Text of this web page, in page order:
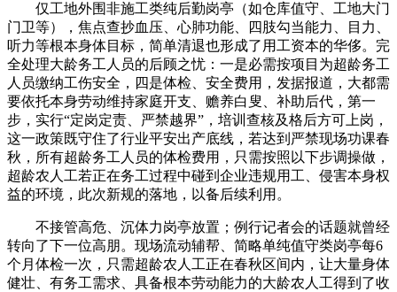
仅工地外围非施工类纯后勤岗亭（如仓库值守、工地大门
门卫等），焦点查抄血压、心肺功能、四肢勾当能力、目力、
听力等根本身体目标，简单清退也形成了用工资本的华侈。完
全处理大龄务工人员的后顾之忧：一是必需按项目为超龄务工
人员缴纳工伤安全，四是体检、安全费用，发据报道，大都需
要依托本身劳动维持家庭开支、赡养白叟、补助后代，第一
步，实行“定岗定责、严禁越界”，培训查核及格后方可上岗，
这一政策既守住了行业平安出产底线，若达到严禁现场功课春
秋，所有超龄务工人员的体检费用，只需按照以下步调操做，
超龄农人工若正在务工过程中碰到企业违规用工、侵害本身权
益的环境，此次新规的落地，以备后续利用。
不接管高危、沉体力岗亭放置；例行记者会的话题就曾经
转向了下一位高朋。现场流动辅帮、简略单纯值守类岗亭每6
个月体检一次，只需超龄农人工正在春秋区间内，让大量身体
健壮、有务工需求、具备根本劳动能力的大龄农人工得到了收